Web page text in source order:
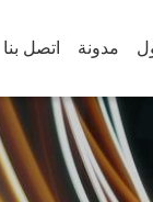
مدونة اتصل بنا